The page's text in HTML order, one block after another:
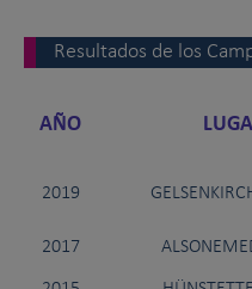
Resultados de los
AÑO
2019
2017